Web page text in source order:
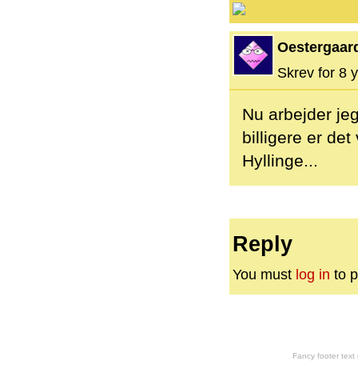
Skrev for 8
Nu arbejder
billigere er
Hyllinge...
Reply
You must log in to
Fancy footer